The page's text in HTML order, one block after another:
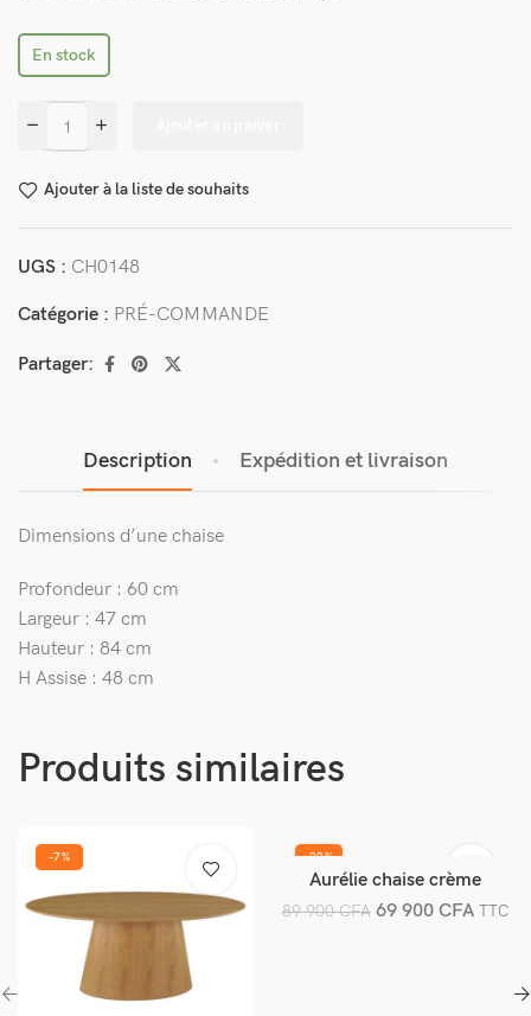
En stock
Ajouter à la liste de souhaits
UGS : CH0148
Catégorie : PRÉ-COMMANDE
Partager:
Description Expédition et livraison
Dimensions d’une chaise
Profondeur : 60 cm
Largeur : 47 cm
Hauteur : 84 cm
H Assise : 48 cm
Produits similaires
-7% -22%
Ajouter au panier
Aurélie chaise crème
89 900CFA 69 900 CFA TTC